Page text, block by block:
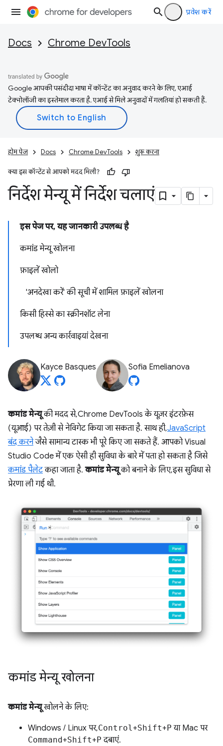
प्रवेश करें
Docs Chrome DevTools
Google आपकी पसंदीदा भाषा में कॉन्टेंट का अनुवाद करने के लिए, एआई
टेक्नोलॉजी का इस्तेमाल करता है. एआई से मिले अनुवादों में गलतियां हो सकती हैं.
होम पेज Docs Chrome DevTools शुरू करना
क्या इस कॉन्टेंट से आपको मदद मिली?
निर्देश मेन्यू में निर्देश चलाएं
इस पेज पर, यह जानकारी उपलब्ध है
कमांड मेन्यू खोलना
फ़ाइलें खोलो
'अनदेखा करें' की सूची में शामिल फ़ाइलें खोलना
किसी हिस्से का स्क्रीनशॉट लेना
उपलब्ध अन्य कार्रवाइयां देखना
Kayce Basques Sofia Emelianova
कमांड मेन्यूकी मदद से, Chrome DevTools के यूज़र इंटरफ़ेस
(यूआई) पर तेज़ी से नेविगेट किया जा सकता है. साथ ही,JavaScript
बंद करनेजैसे सामान्य टास्क भी पूरे किए जा सकते हैं. आपको Visual
Studio Code में एक ऐसी ही सुविधा के बारे में पता हो सकता है जिसे
कमांड पैलेटकहा जाता है.कमांड मेन्यूको बनाने के लिए, इस सुविधा से
प्रेरणा ली गई थी.
कमांड मेन्यू खोलना
कमांड मेन्यूखोलने के लिए:
Windows / Linux पर,Control+Shift+P या Mac पर
Command+Shift+P दबाएं.